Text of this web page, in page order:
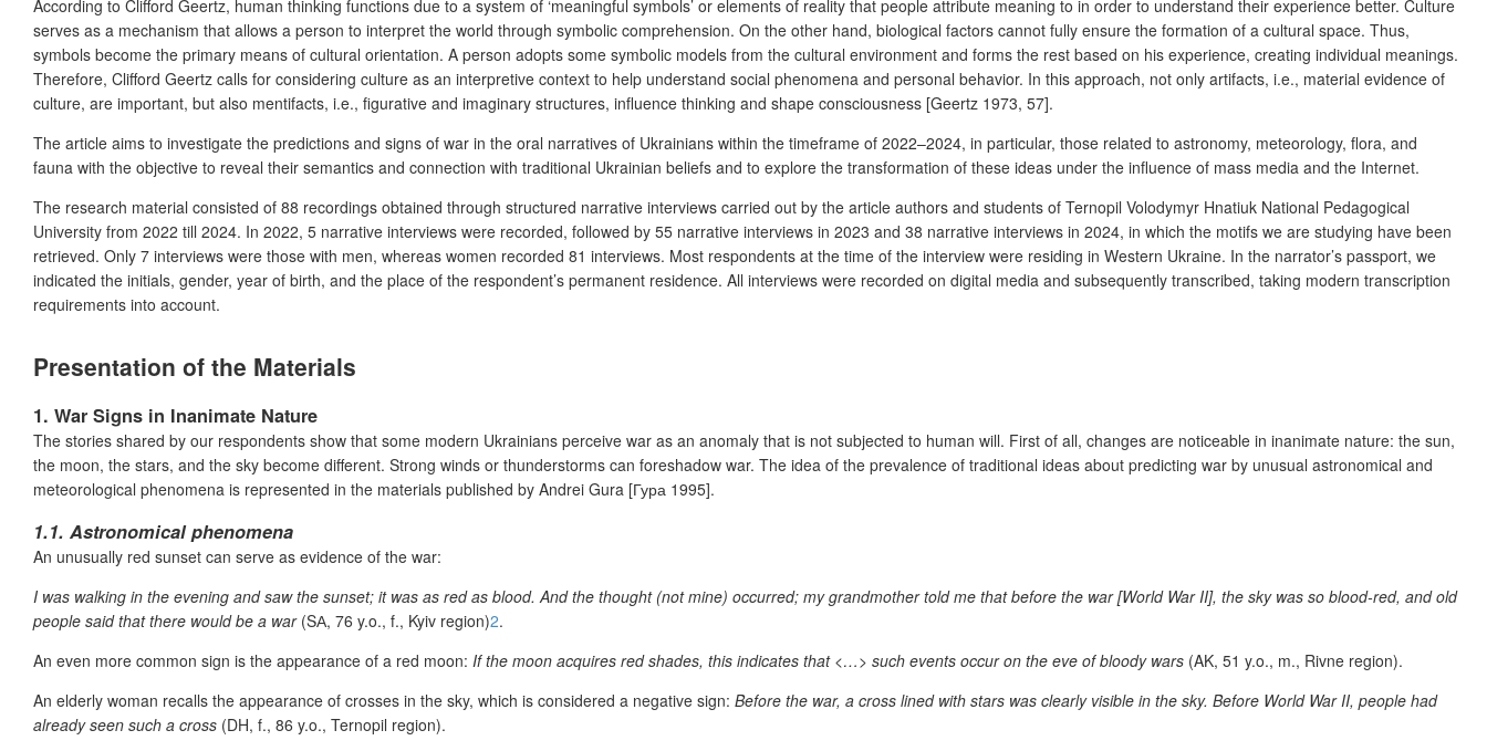
According to Clifford Geertz, human thinking functions due to a system of ‘meaningful symbols’ or elements of reality that people attribute meaning to in order to understand their experience better. Culture
serves as a mechanism that allows a person to interpret the world through symbolic comprehension. On the other hand, biological factors cannot fully ensure the formation of a cultural space. Thus,
symbols become the primary means of cultural orientation. A person adopts some symbolic models from the cultural environment and forms the rest based on his experience, creating individual meanings.
Therefore, Clifford Geertz calls for considering culture as an interpretive context to help understand social phenomena and personal behavior. In this approach, not only artifacts, i.e., material evidence of
culture, are important, but also mentifacts, i.e., figurative and imaginary structures, influence thinking and shape consciousness [Geertz 1973, 57].
The article aims to investigate the predictions and signs of war in the oral narratives of Ukrainians within the timeframe of 2022–2024, in particular, those related to astronomy, meteorology, flora, and
fauna with the objective to reveal their semantics and connection with traditional Ukrainian beliefs and to explore the transformation of these ideas under the influence of mass media and the Internet.
The research material consisted of 88 recordings obtained through structured narrative interviews carried out by the article authors and students of Ternopil Volodymyr Hnatiuk National Pedagogical
University from 2022 till 2024. In 2022, 5 narrative interviews were recorded, followed by 55 narrative interviews in 2023 and 38 narrative interviews in 2024, in which the motifs we are studying have been
retrieved. Only 7 interviews were those with men, whereas women recorded 81 interviews. Most respondents at the time of the interview were residing in Western Ukraine. In the narrator’s passport, we
indicated the initials, gender, year of birth, and the place of the respondent’s permanent residence. All interviews were recorded on digital media and subsequently transcribed, taking modern transcription
requirements into account.
Presentation of the Materials
1. War Signs in Inanimate Nature
The stories shared by our respondents show that some modern Ukrainians perceive war as an anomaly that is not subjected to human will. First of all, changes are noticeable in inanimate nature: the sun,
the moon, the stars, and the sky become different. Strong winds or thunderstorms can foreshadow war. The idea of the prevalence of traditional ideas about predicting war by unusual astronomical and
meteorological phenomena is represented in the materials published by Andrei Gura [Гура 1995].
1.1. Astronomical phenomena
An unusually red sunset can serve as evidence of the war:
I was walking in the evening and saw the sunset; it was as red as blood. And the thought (not mine) occurred; my grandmother told me that before the war [World War II], the sky was so blood-red, and old
people said that there would be a war(SА, 76 y.o., f., Kyiv region)2.
An even more common sign is the appearance of a red moon: If the moon acquires red shades, this indicates that <…> such events occur on the eve of bloody wars (AK, 51 y.o., m., Rivne region).
An elderly woman recalls the appearance of crosses in the sky, which is considered a negative sign: Before the war, a cross lined with stars was clearly visible in the sky. Before World War II, people had
already seen such a cross (DH, f., 86 y.o., Ternopil region).